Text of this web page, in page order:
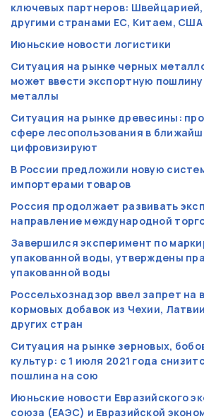
ключевых партнеров: Швейцарией,
другими странами ЕС, Китаем, США
Июньские новости логистики
Ситуация на рынке черных
может ввести экспортную
металлы
Ситуация на рынке древесины:
сфере лесопользования в
цифровизируют
В России предложили новую
импортерами товаров
Россия продолжает развивать
направление международной
Завершился эксперимент по
упакованной воды, утверждены
упакованной воды
Россельхознадзор ввел запрет на
кормовых добавок из Чехии,
других стран
Ситуация на рынке зерновых,
культур: с 1 июля 2021 года
пошлина на сою
Июньские новости Евразийского
союза (ЕАЭС) и Евразийской